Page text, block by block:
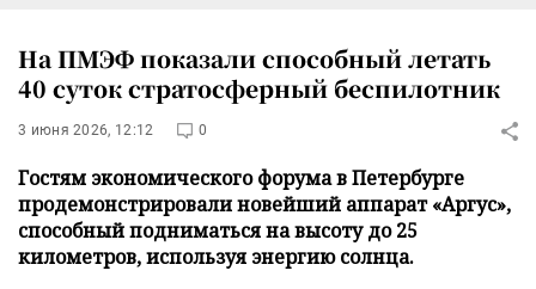
На ПМЭФ показали способный летать
40 суток стратосферный беспилотник
3 июня 2026, 12:12 0
Гостям экономического форума в Петербурге
продемонстрировали новейший аппарат «Аргус»,
способный подниматься на высоту до 25
километров, используя энергию солнца.